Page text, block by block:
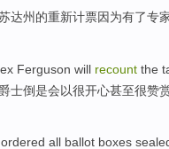
达州 的重新计票因为有了专
Ferguson will recount the
士倒是会以很开心甚至很赞
ordered all ballot boxes